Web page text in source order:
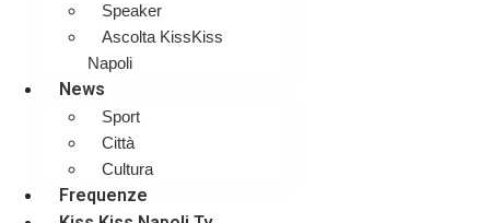
Speaker
Ascolta KissKiss
Napoli
News
Sport
Città
Cultura
Frequenze